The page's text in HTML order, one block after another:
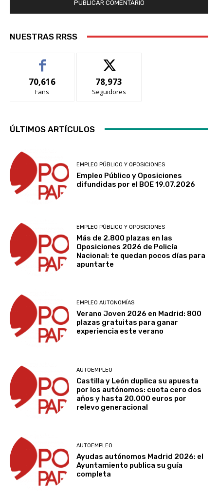
NUESTRAS RRSS
70,616
Fans
78,973
Seguidores
ÚLTIMOS ARTÍCULOS
EMPLEO PÚBLICO Y OPOSICIONES
Empleo Público y Oposiciones
difundidas por el BOE 19.07.2026
EMPLEO PÚBLICO Y OPOSICIONES
Más de 2.800 plazas en las
Oposiciones 2026 de Policía
Nacional: te quedan pocos días para
apuntarte
EMPLEO AUTONOMÍAS
Verano Joven 2026 en Madrid: 800
plazas gratuitas para ganar
experiencia este verano
AUTOEMPLEO
Castilla y León duplica su apuesta
por los autónomos: cuota cero dos
años y hasta 20.000 euros por
relevo generacional
AUTOEMPLEO
Ayudas autónomos Madrid 2026: el
Ayuntamiento publica su guía
completa